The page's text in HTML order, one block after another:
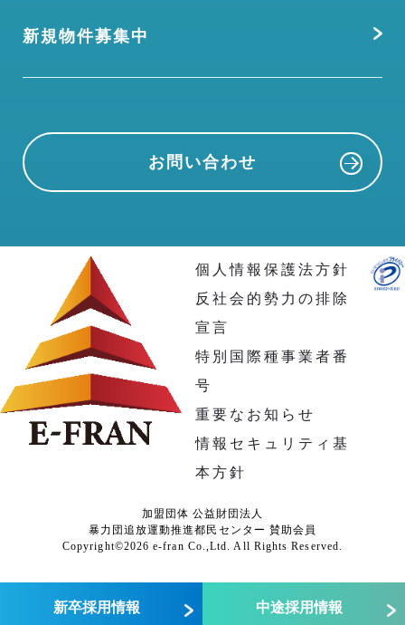
新卒採用情報 中途採用情報
新規物件募集中
お問い合わせ
個人情報保護法方針
反社会的勢力の排除
宣言
特別国際種事業者番
号
重要なお知らせ
情報セキュリティ基
本方針
加盟団体 公益財団法人
暴力団追放運動推進都民センター 賛助会員
Copyright©2026 e-fran Co.,Ltd. All Rights Reserved.